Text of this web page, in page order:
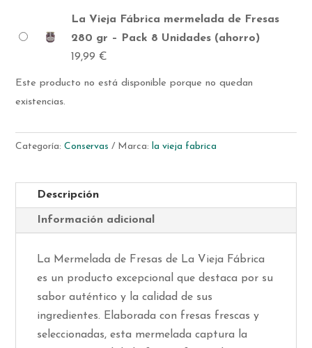
La Vieja Fábrica mermelada de Fresas
280 gr – Pack 8 Unidades (ahorro)
19,99€
Este producto no está disponible porque no quedan
existencias.
Categoría:Conservas Marca: la vieja fabrica
Descripción
Información adicional
La Mermelada de Fresas de La Vieja Fábrica
es un producto excepcional que destaca por su
sabor auténtico y la calidad de sus
ingredientes. Elaborada con fresas frescas y
seleccionadas, esta mermelada captura la